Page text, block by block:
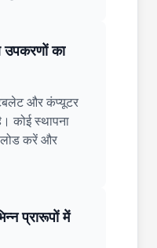
उपकरणों का
टैबलेट और कंप्यूटर
कोई स्थापना
करें और
प्रारूपों में